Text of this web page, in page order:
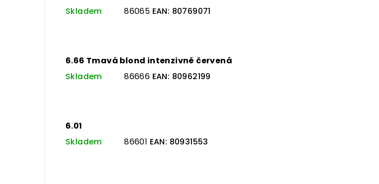
Skladem
86065 EAN: 80769071
6.66 Tmavá blond intenzivně červená
Skladem
86666 EAN: 80962199
6.01
Skladem
86601 EAN: 80931553